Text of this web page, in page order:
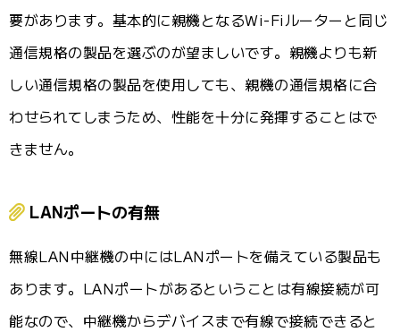
要があります。基本的に親機となるWi-Fiルーターと同じ
通信規格の製品を選ぶのが望ましいです。親機よりも新
しい通信規格の製品を使用しても、親機の通信規格に合
わせられてしまうため、性能を十分に発揮することはで
きません。
LANポートの有無
無線LAN中継機の中にはLANポートを備えている製品も
あります。LANポートがあるということは有線接続が可
能なので、中継機からデバイスまで有線で接続できると